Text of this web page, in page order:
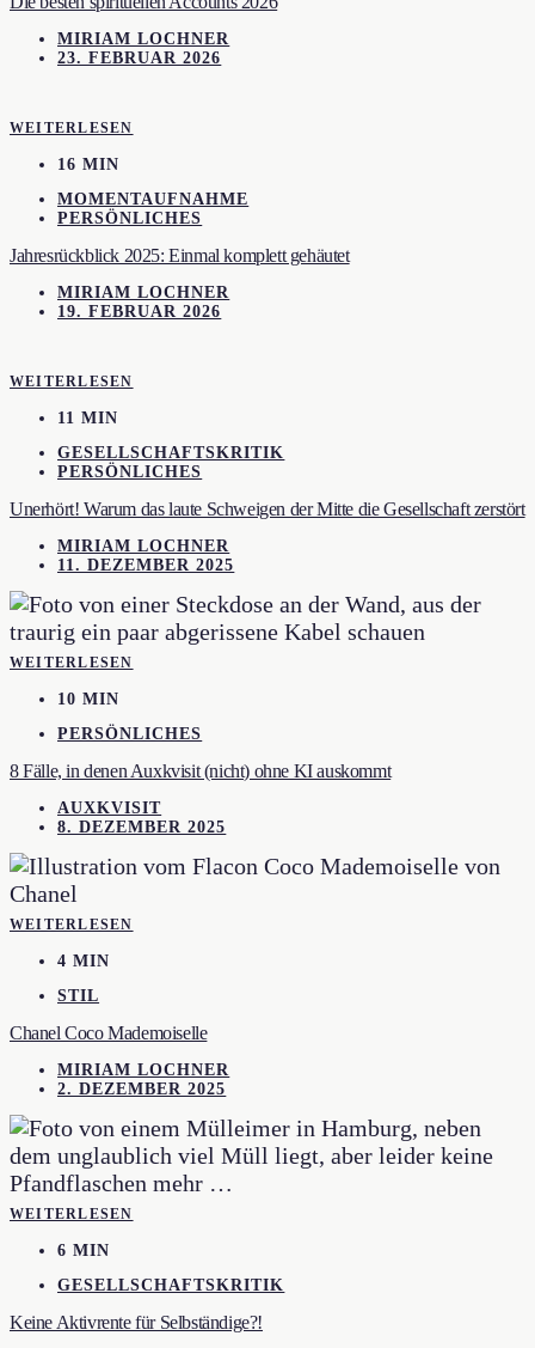
MIRIAM LOCHNER
23. FEBRUAR 2026
WEITERLESEN
16 MIN
MOMENTAUFNAHME
PERSÖNLICHES
Jahresrückblick 2025: Einmal komplett gehäutet
MIRIAM LOCHNER
19. FEBRUAR 2026
WEITERLESEN
11 MIN
GESELLSCHAFTSKRITIK
PERSÖNLICHES
Unerhört! Warum das laute Schweigen der Mitte die Gesellschaft zerstört
MIRIAM LOCHNER
11. DEZEMBER 2025
WEITERLESEN
10 MIN
PERSÖNLICHES
8 Fälle, in denen Auxkvisit (nicht) ohne KI auskommt
AUXKVISIT
8. DEZEMBER 2025
WEITERLESEN
4 MIN
STIL
Chanel Coco Mademoiselle
MIRIAM LOCHNER
2. DEZEMBER 2025
WEITERLESEN
6 MIN
GESELLSCHAFTSKRITIK
Keine Aktivrente für Selbständige?!